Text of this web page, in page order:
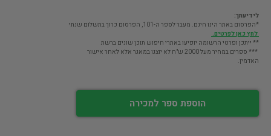
לידיעתך:
*הפרסום באתר הינו חינם. מעבר לספר ה-101, הפרסום כרוך בתשלום שנתי
לחץ כאן לפרטים.
** ייתכן ופרטי הרשומה יופיעו באתרי חיפוש תוכן שונים ברשת
*** ספרים במחיר מעל 2000 ש"ח לא יוצגו במאגר אלא לאחר אישור
האדמין.
הוספת ספר למכירה